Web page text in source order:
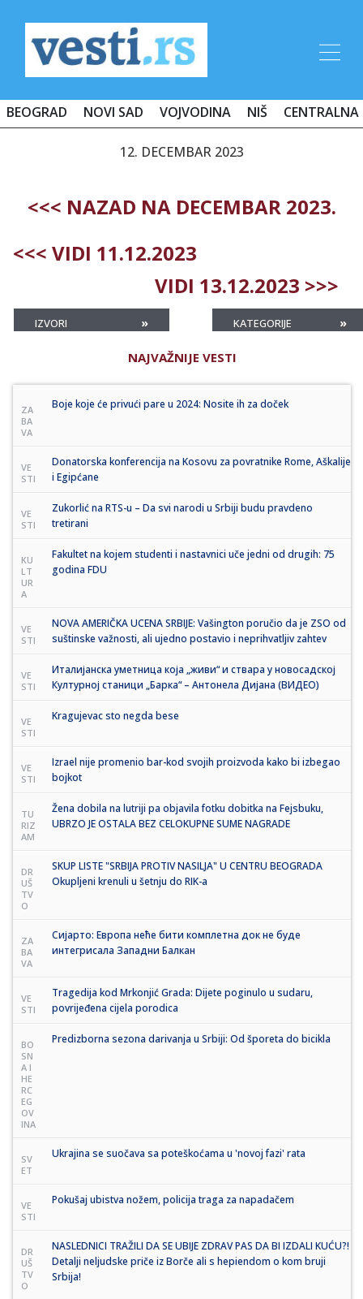
BEOGRAD NOVI SAD VOJVODINA NIŠ CENTRALNA
12. DECEMBAR 2023
<<< NAZAD NA DECEMBAR 2023.
<<< VIDI 11.12.2023
VIDI 13.12.2023 >>>
IZVORI » KATEGORIJE »
NAJVAŽNIJE VESTI
ZA
BA
VA
Boje koje će privući pare u 2024: Nosite ih za doček
VE
STI
Donatorska konferencija na Kosovu za povratnike Rome, Aškalije
i Egipćane
VE
STI
Zukorlić na RTS-u – Da svi narodi u Srbiji budu pravdeno
tretirani
KU
LT
UR
A
Fakultet na kojem studenti i nastavnici uče jedni od drugih: 75
godina FDU
VE
STI
NOVA AMERIČKA UCENA SRBIJE: Vašington poručio da je ZSO od
suštinske važnosti, ali ujedno postavio i neprihvatljiv zahtev
VE
STI
Италијанска уметница која „живи“ и ствара у новосадској
Културној станици „Барка“ – Антонела Дијана (ВИДЕО)
VE
STI
Kragujevac sto negda bese
VE
STI
Izrael nije promenio bar-kod svojih proizvoda kako bi izbegao
bojkot
TU
RIZ
AM
Žena dobila na lutriji pa objavila fotku dobitka na Fejsbuku,
UBRZO JE OSTALA BEZ CELOKUPNE SUME NAGRADE
DR
UŠ
TV
O
SKUP LISTE "SRBIJA PROTIV NASILJA" U CENTRU BEOGRADA
Okupljeni krenuli u šetnju do RIK-a
ZA
BA
VA
Сијарто: Европа неће бити комплетна док не буде
интегрисала Западни Балкан
VE
STI
Tragedija kod Mrkonjić Grada: Dijete poginulo u sudaru,
povrijeđena cijela porodica
BO
SN
A I
HE
RC
EG
OV
INA
Predizborna sezona darivanja u Srbiji: Od šporeta do bicikla
SV
ET
Ukrajina se suočava sa poteškoćama u 'novoj fazi' rata
VE
STI
Pokušaj ubistva nožem, policija traga za napadačem
DR
UŠ
TV
O
NASLEDNICI TRAŽILI DA SE UBIJE ZDRAV PAS DA BI IZDALI KUĆU?!
Detalji neljudske priče iz Borče ali s hepiendom o kom bruji
Srbija!